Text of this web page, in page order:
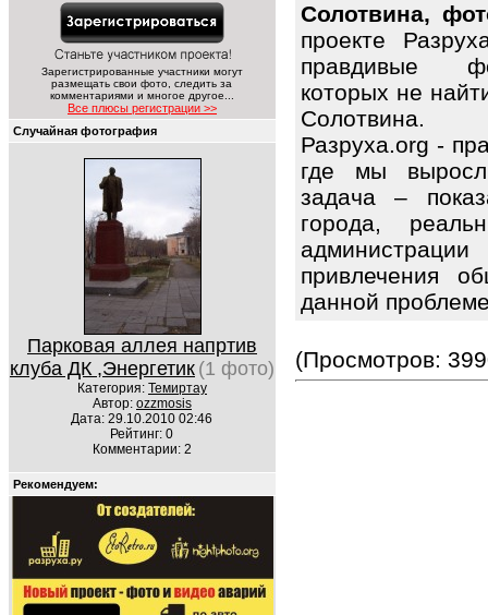
Зарегистрированные участники могут
размещать свои фото, следить за
комментариями и многое другое...
Все плюсы регистрации >>
Случайная фотография
Парковая аллея напртив
клуба ДК ,Энергетик (1 фото)
Категория: Темиртау
Автор: ozzmosis
Дата: 29.10.2010 02:46
Рейтинг: 0
Комментарии: 2
Рекомендуем:
Солотвина,
проекте
правдивые
которых не
Солотвина.
Разруха.org -
где мы
задача –
города,
привлечения
данной
(Просмотров: